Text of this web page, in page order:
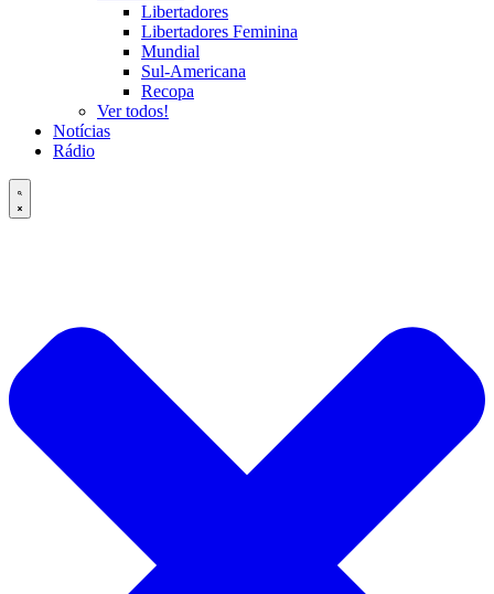
Libertadores
Libertadores Feminina
Mundial
Sul-Americana
Recopa
Ver todos!
Notícias
Rádio